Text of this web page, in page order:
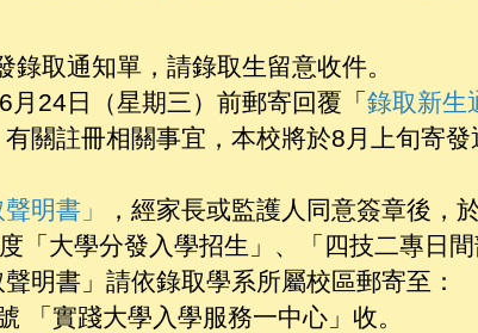
取通知單，請錄取生留意收件。
24日（星期三）前郵寄回覆 「 錄取新生
關註冊相關事宜，本校將於8月上旬寄
明書」
，經家長或監護人同意簽章後，
「大學分發入學招生」、「四技二專日
明書」請依錄取學系所屬校區郵寄至：
「實踐大學入學服務一中心」收。